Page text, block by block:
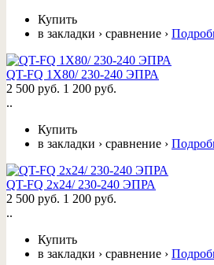
Купить
в закладки › сравнение ›
QT-FQ 1Х80/ 230-240 ЭПРА
2 500 руб. 1 200 руб.
..
Купить
в закладки › сравнение ›
QT-FQ 2x24/ 230-240 ЭПРА
2 500 руб. 1 200 руб.
..
Купить
в закладки › сравнение ›